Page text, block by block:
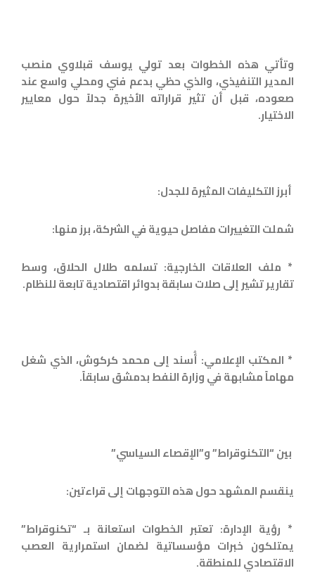
وتأتي هذه الخطوات بعد تولي يوسف قبلاوي منصب
المدير التنفيذي، والذي حظي بدعم فني ومحلي واسع عند
صعوده، قبل أن تثير قراراته الأخيرة جدلاً حول معايير
الاختيار.
أبرز التكليفات المثيرة للجدل:
شملت التغييرات مفاصل حيوية في الشركة، برز منها:
* ملف العلاقات الخارجية: تسلمه طلال الحلاق، وسط
تقارير تشير إلى صلات سابقة بدوائر اقتصادية تابعة للنظام.
* المكتب الإعلامي: أُسند إلى محمد كركوش، الذي شغل
مهاماً مشابهة في وزارة النفط بدمشق سابقاً.
بين “التكنوقراط” و”الإقصاء السياسي”
ينقسم المشهد حول هذه التوجهات إلى قراءتين:
* رؤية الإدارة: تعتبر الخطوات استعانة بـ “تكنوقراط”
يمتلكون خبرات مؤسساتية لضمان استمرارية العصب
الاقتصادي للمنطقة.